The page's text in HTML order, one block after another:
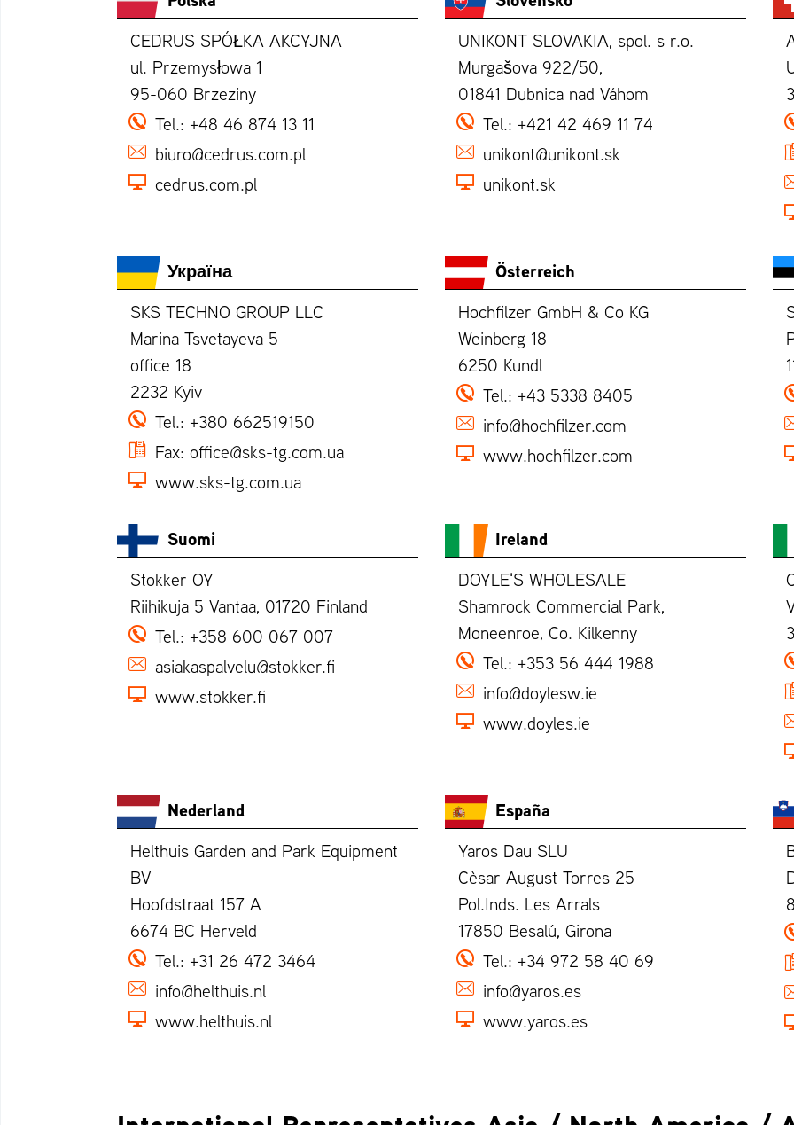
CEDRUS SPÓŁKA AKCYJNA
ul. Przemysłowa 1
95-060 Brzeziny
Tel.: +48 46 874 13 11
biuro@cedrus.com.pl
cedrus.com.pl
UNIKONT SLOVAKIA, spol. s r.o.
Murgašova 922/50,
01841 Dubnica nad Váhom
Tel.: +421 42 469 11 74
unikont@unikont.sk
unikont.sk
Україна
SKS TECHNO GROUP LLC
Marina Tsvetayeva 5
office 18
2232 Kyiv
Tel.: +380 662519150
Fax: office@sks-tg.com.ua
www.sks-tg.com.ua
Österreich
Hochfilzer GmbH & Co KG
Weinberg 18
6250 Kundl
Tel.: +43 5338 8405
info@hochfilzer.com
www.hochfilzer.com
Suomi
Stokker OY
Riihikuja 5 Vantaa, 01720 Finland
Tel.: +358 600 067 007
asiakaspalvelu@stokker.fi
www.stokker.fi
Ireland
DOYLE'S WHOLESALE
Shamrock Commercial Park,
Moneenroe, Co. Kilkenny
Tel.: +353 56 444 1988
info@doylesw.ie
www.doyles.ie
Nederland
Helthuis Garden and Park Equipment
BV
Hoofdstraat 157 A
6674 BC Herveld
Tel.: +31 26 472 3464
info@helthuis.nl
www.helthuis.nl
España
Yaros Dau SLU
Cèsar August Torres 25
Pol.Inds. Les Arrals
17850 Besalú, Girona
Tel.: +34 972 58 40 69
info@yaros.es
www.yaros.es